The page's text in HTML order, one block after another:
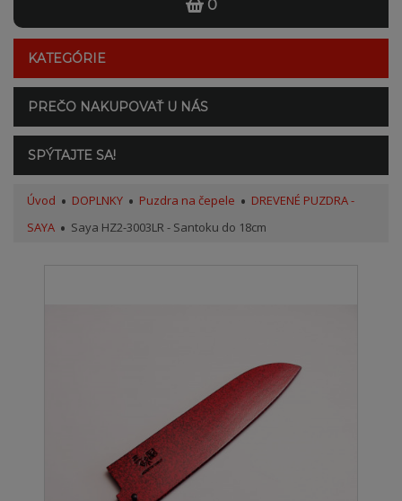
0
KATEGÓRIE
PREČO NAKUPOVAŤ U NÁS
SPÝTAJTE SA!
Úvod DOPLNKY Puzdra na čepele
DREVENÉ PUZDRA -
SAYA
Saya HZ2-3003LR - Santoku do 18cm